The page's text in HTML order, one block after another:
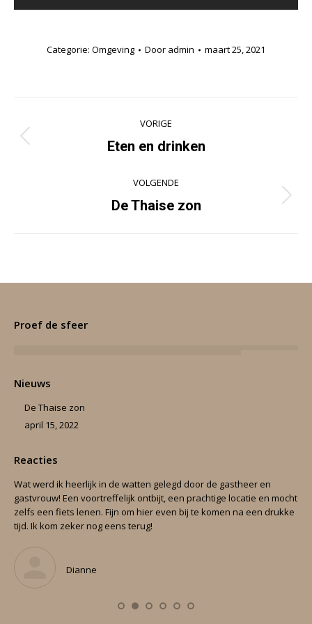
Categorie: Omgeving Door admin maart 25, 2021
navigatie
VORIGE
Vorig
Eten en drinken
VOLGENDE
Volgend
De Thaise zon
Proef de sfeer
Nieuws
De Thaise zon
april 15, 2022
Reacties
Wat werd ik heerlijk in de watten gelegd door de gastheer en
gastvrouw! Een voortreffelijk ontbijt, een prachtige locatie en mocht
zelfs een fiets lenen. Fijn om hier even bij te komen na een drukke
tijd. Ik kom zeker nog eens terug!
Dianne